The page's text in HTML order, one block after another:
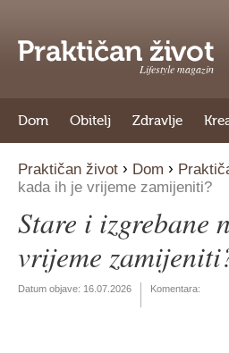
Lifestyle magazin
Dom Obitelj Zdravlje
Praktičan život › Dom ›
kada ih je vrijeme zamijeniti?
Stare i izgrebane
vrijeme
Datum objave: 16.07.2026 Komentara: